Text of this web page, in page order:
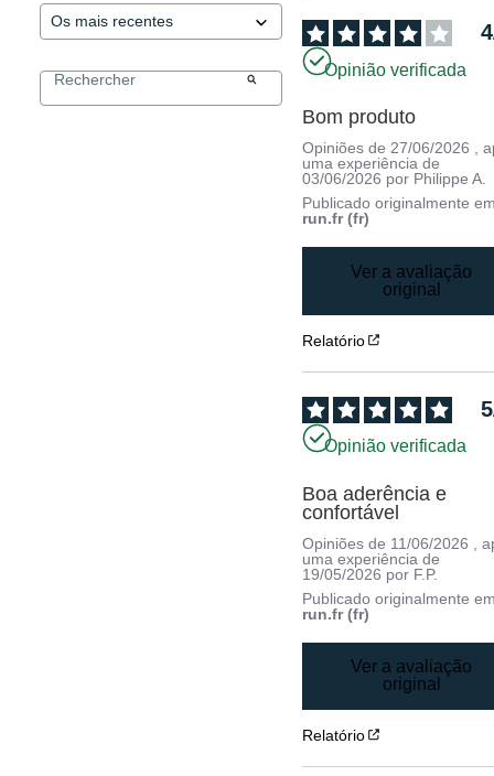
4
Opinião verificada
Bom produto
Opiniões de27/06/2026 ,
uma experiência de
03/06/2026 por Philippe A.
Publicado originalmente
run.fr (fr)
Ver a avaliação
original
Relatório
5
Opinião verificada
Boa aderência e
confortável
Opiniões de 11/06/2026
,
uma experiência de
19/05/2026 por F.P.
Publicado originalmente
run.fr (fr)
Ver a avaliação
original
Relatório